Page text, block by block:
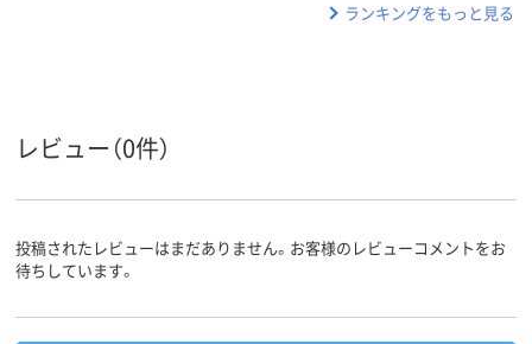
ランキングをもっと見る
レビュー（0件）
投稿されたレビューはまだありません。お客様のレビューコメントをお
待ちしています。